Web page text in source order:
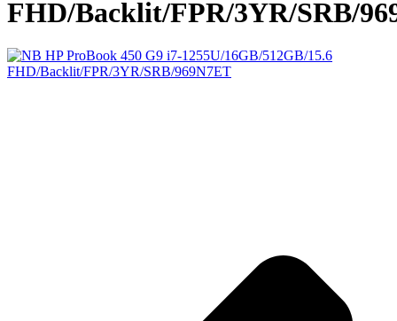
FHD/Backlit/FPR/3YR/SRB/